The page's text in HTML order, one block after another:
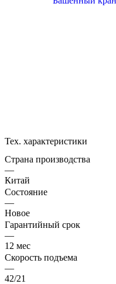
Тех. характеристики
Страна производства
—
Китай
Состояние
—
Новое
Гарантийный срок
—
12 мес
Скорость подъема
—
42/21